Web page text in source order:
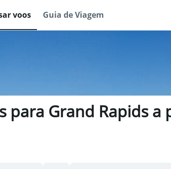
voos Guia de Viagem
para Grand Rapids a